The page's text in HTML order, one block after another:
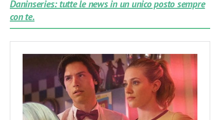
Daninseries: tutte le news in un unico posto sempre
con te.